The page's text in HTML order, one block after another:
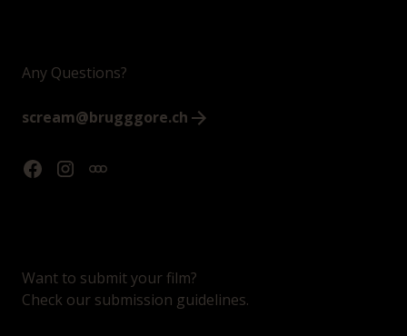
Any Questions?
scream@brugggore.ch
Want to submit your film?
Check our submission guidelines.